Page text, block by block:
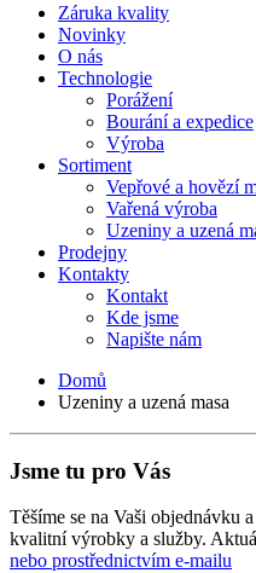
Záruka kvality
Novinky
O nás
Technologie
Porážení
Bourání a expedice
Výroba
Sortiment
Vepřové a hovězí
Vařená výroba
Uzeniny a uzená
Prodejny
Kontakty
Kontakt
Kde jsme
Napište nám
Domů
Uzeniny a uzená masa
Jsme tu pro Vás
Těšíme se na Vaši objednávku
kvalitní výrobky a služby.
nebo prostřednictvím e-mailu